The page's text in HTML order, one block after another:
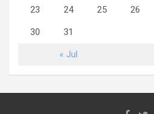
« Jul
23 24 25 26
30 31